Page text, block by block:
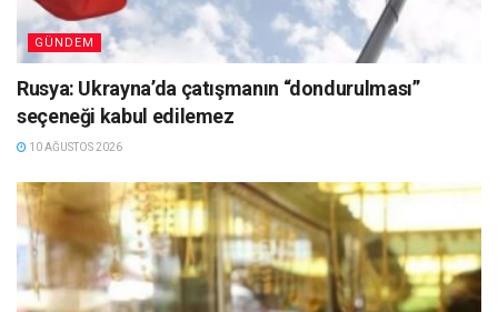
GÜNDEM
Rusya: Ukrayna’da çatışmanın “dondurulması”
seçeneği kabul edilemez
10 AĞUSTOS 2026